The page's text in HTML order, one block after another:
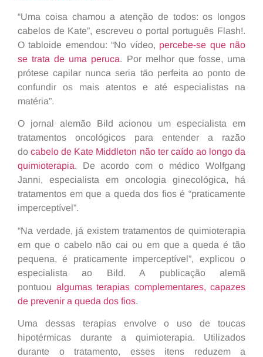
“Uma coisa chamou a atenção de todos: os longos
cabelos de Kate”, escreveu o portal português Flash!.
O tabloide emendou: “No vídeo, percebe-se que não
se trata de uma peruca. Por melhor que fosse, uma
prótese capilar nunca seria tão perfeita ao ponto de
confundir os mais atentos e até especialistas na
matéria”.
O jornal alemão Bild acionou um especialista em
tratamentos oncológicos para entender a razão
docabelo de Kate Middleton não ter caído ao longo da
quimioterapia. De acordo com o médico Wolfgang
Janni, especialista em oncologia ginecológica, há
tratamentos em que a queda dos fios é “praticamente
imperceptível”.
“Na verdade, já existem tratamentos de quimioterapia
em que o cabelo não cai ou em que a queda é tão
pequena, é praticamente imperceptível”, explicou o
especialista ao Bild. A publicação alemã
pontuou algumas terapias complementares, capazes
de prevenir a queda dos fios.
Uma dessas terapias envolve o uso de toucas
hipotérmicas durante a quimioterapia. Utilizados
durante o tratamento, esses itens reduzem a